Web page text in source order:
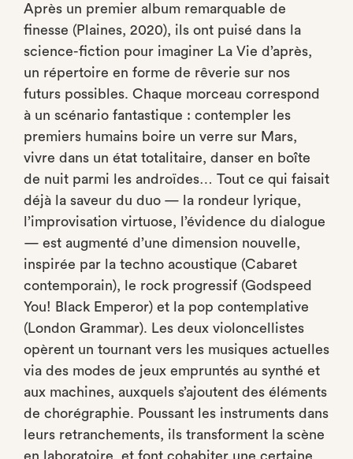
Après un premier album remarquable de
finesse (Plaines, 2020), ils ont puisé dans la
science-fiction pour imaginer La Vie d’après,
un répertoire en forme de rêverie sur nos
futurs possibles. Chaque morceau correspond
à un scénario fantastique : contempler les
premiers humains boire un verre sur Mars,
vivre dans un état totalitaire, danser en boîte
de nuit parmi les androïdes… Tout ce qui faisait
déjà la saveur du duo — la rondeur lyrique,
l’improvisation virtuose, l’évidence du dialogue
— est augmenté d’une dimension nouvelle,
inspirée par la techno acoustique (Cabaret
contemporain), le rock progressif (Godspeed
You! Black Emperor) et la pop contemplative
(London Grammar). Les deux violoncellistes
opèrent un tournant vers les musiques actuelles
via des modes de jeux empruntés au synthé et
aux machines, auxquels s’ajoutent des éléments
de chorégraphie. Poussant les instruments dans
leurs retranchements, ils transforment la scène
en laboratoire, et font cohabiter une certaine